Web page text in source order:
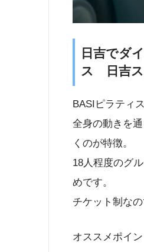
日吉でダ
ス 日吉ス
BASIピラティ
全身の動きを
くのが特徴。
18人程度のグ
めです。
チケット制な
オススメポイン